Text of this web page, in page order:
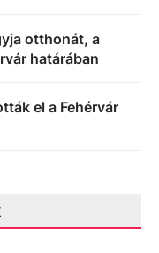
otthonát, a
határában
el a Fehérvár